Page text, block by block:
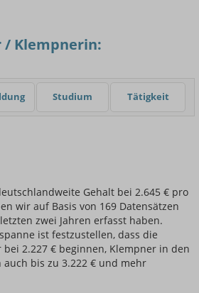
/ Klempnerin:
Studium Tätigkeit
Gehalt bei 2.645 € pro
wir auf Basis von 169 Datensätzen
zwei Jahren erfasst haben.
ist festzustellen, dass die
2.227 € beginnen, Klempner in den
bis zu 3.222 € und mehr